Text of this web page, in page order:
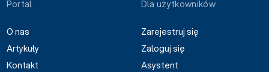
Portal
O nas
Artykuły
Kontakt
Dla użytkowników
Zarejestruj się
Zaloguj się
Asystent